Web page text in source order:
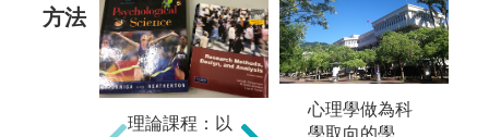
方法
理論課程：以
統計軟體操
心理學做為科
學取向的學